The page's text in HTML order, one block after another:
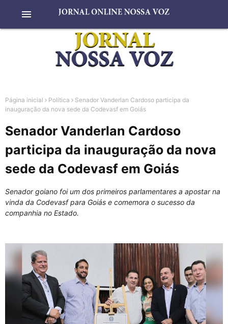
menu
Página inicial Política
Senador Vanderlan Cardoso participa da
inauguração da nova sede da Codevasf em Goiás
Senador Vanderlan Cardoso
participa da inauguração da nova
sede da Codevasf em Goiás
Senador goiano foi um dos primeiros parlamentares a apostar na
vinda da Codevasf para Goiás e comemora o sucesso da
companhia no Estado.